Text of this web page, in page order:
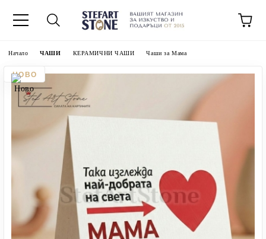
Начало ЧАШИ КЕРАМИЧНИ ЧАШИ Чаши за Мама